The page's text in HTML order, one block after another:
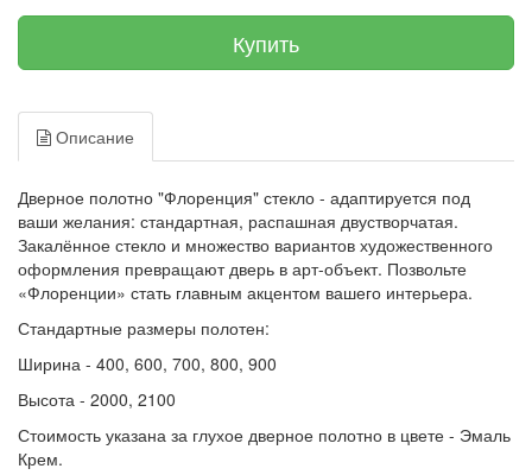
Купить
Описание
Дверное полотно "Флоренция" стекло - адаптируется под
ваши желания: стандартная, распашная двустворчатая.
Закалённое стекло и множество вариантов художественного
оформления превращают дверь в арт-объект. Позвольте
«Флоренции» стать главным акцентом вашего интерьера.
Стандартные размеры полотен:
Ширина - 400, 600, 700, 800, 900
Высота - 2000, 2100
Стоимость указана за глухое дверное полотно в цвете - Эмаль
Крем.